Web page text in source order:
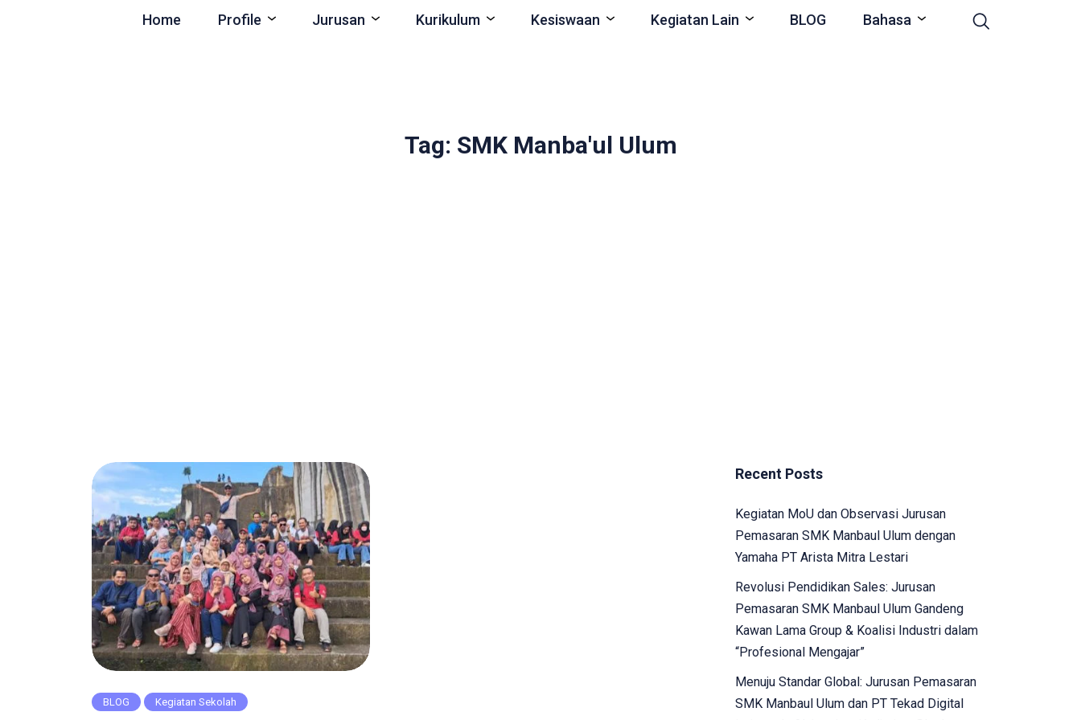
Home Profile Jurusan Kurikulum Kesiswaan Kegiatan Lain BLOG Bahasa
Tag: SMK Manba'ul Ulum
BLOG Kegiatan Sekolah
Recent Posts
Kegiatan MoU dan Observasi Jurusan
Pemasaran SMK Manbaul Ulum dengan
Yamaha PT Arista Mitra Lestari
Revolusi Pendidikan Sales: Jurusan
Pemasaran SMK Manbaul Ulum Gandeng
Kawan Lama Group & Koalisi Industri dalam
“Profesional Mengajar”
Menuju Standar Global: Jurusan Pemasaran
SMK Manbaul Ulum dan PT Tekad Digital